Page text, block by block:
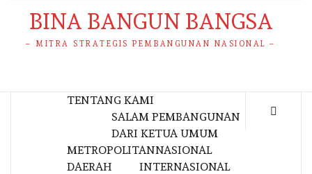
BINA BANGUN BANGSA
– MITRA STRATEGIS PEMBANGUNAN NASIONAL –
TENTANG KAMI
SALAM PEMBANGUNAN
DARI KETUA UMUM
METROPOLITANNASIONAL
DAERAH
INTERNASIONAL